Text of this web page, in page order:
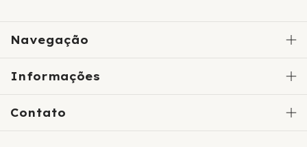
Navegação
Informações
Contato